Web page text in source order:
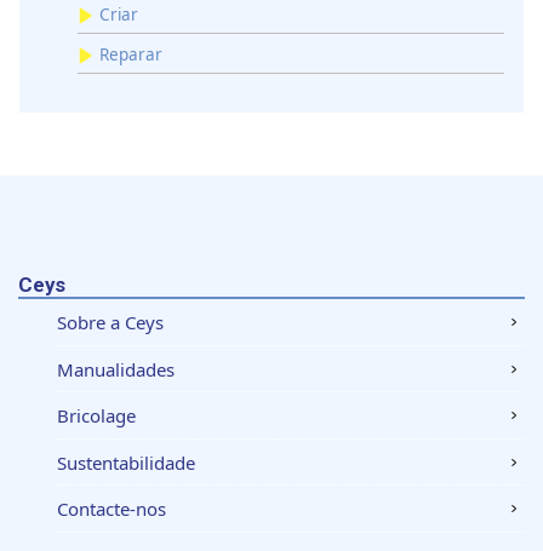
Criar
Reparar
Ceys
Sobre a Ceys
Manualidades
Bricolage
Sustentabilidade
Contacte-nos